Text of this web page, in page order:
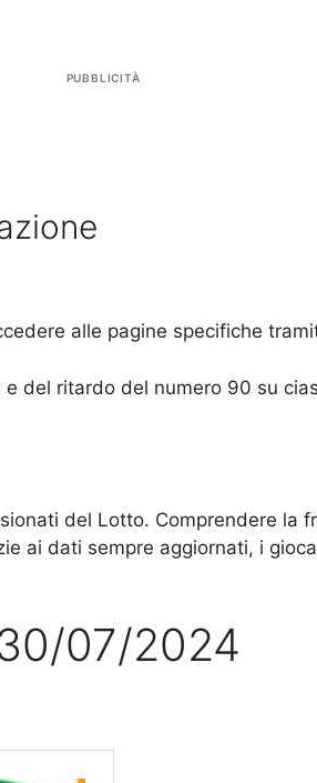
PUBBLICITÀ
alle pagine specifiche
del ritardo del numero 90 su
del Lotto. Comprendere la
ai dati sempre aggiornati, i
07/2024